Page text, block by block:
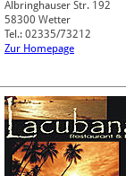
Albringhauser Str. 192
58300 Wetter
Tel.: 02335/73212
Zur Homepage